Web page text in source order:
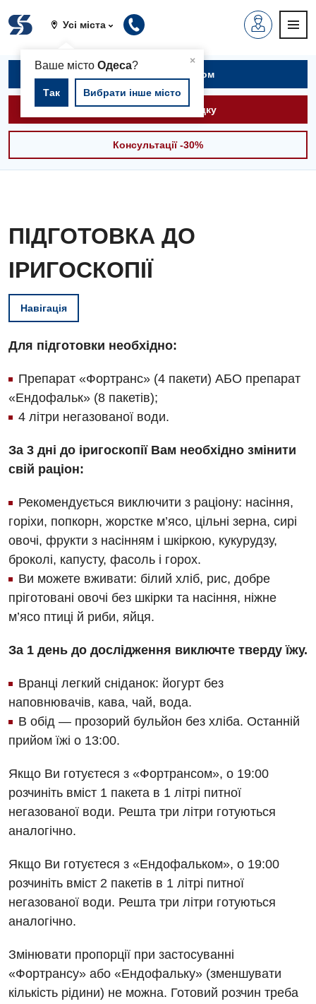
Усі міста
×
Ваше містоОдеса?
Так Вибрати інше місто
Інтернатура
Енциклопедія
Програма лояльності
Відгуки
Ангіографічні дослідження
Діагностичне відділення
Інструментальна діагностика
Комп’ютерна томографія
Магнітно-резонансна томографія
Мамографія
Нейросонографія
Рентгенографія
УЗД
Для дорослих
Відділ госпіталізації
Відділення кардіосудинної патології та неврології
Відділення інтенсивної терапії
Гінекологічне відділення
Діагностичне відділення
Ендоскопічне відділення
Офтальмологічне відділення
Педіатричне відділення
Лікування гострого інфаркту
Національний скринінг здоров’я 40+
Українська
Російська
Записатися на прийом
Викликати швидку
Консультації -30%
ПІДГОТОВКА ДО
ІРИГОСКОПІЇ
Навігація
Для підготовки необхідно:
Препарат «Фортранс» (4 пакети) АБО препарат
«Ендофальк» (8 пакетів);
4 літри негазованої води.
За 3 дні до іригоскопії Вам необхідно змінити
свій раціон:
Рекомендується виключити з раціону: насіння,
горіхи, попкорн, жорстке м’ясо, цільні зерна, сирі
овочі, фрукти з насінням і шкіркою, кукурудзу,
броколі, капусту, фасоль і горох.
Ви можете вживати: білий хліб, рис, добре
пріготовані овочі без шкірки та насіння, ніжне
м’ясо птиці й риби, яйця.
За 1 день до дослідження виключте тверду їжу.
Вранці легкий сніданок: йогурт без
наповнювачів, кава, чай, вода.
В обід — прозорий бульйон без хліба. Останній
прийом їжі о 13:00.
Якщо Ви готуєтеся з «Фортрансом», о 19:00
розчиніть вміст 1 пакета в 1 літрі питної
негазованої води. Решта три літри готуються
аналогічно.
Якщо Ви готуєтеся з «Ендофальком», о 19:00
розчиніть вміст 2 пакетів в 1 літрі питної
негазованої води. Решта три літри готуються
аналогічно.
Змінювати пропорції при застосуванні
«Фортрансу» або «Ендофальку» (зменшувати
кількість рідини) не можна. Готовий розчин треба